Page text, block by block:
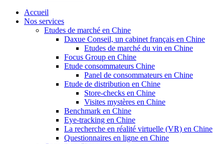
Accueil
Nos services
Etudes de marché en Chine
Daxue Conseil, un cabinet français en Chine
Etudes de marché du vin en Chine
Focus Group en Chine
Etude consommateurs Chine
Panel de consommateurs en Chine
Etude de distribution en Chine
Store-checks en Chine
Visites mystères en Chine
Benchmark en Chine
Eye-tracking en Chine
La recherche en réalité virtuelle (VR) en Chine
Questionnaires en ligne en Chine